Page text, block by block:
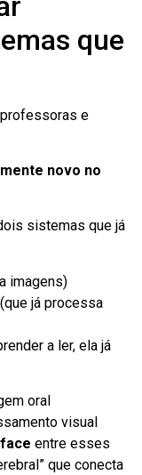
que
e
novo no
sistemas que já
imagens)
(que já processa
a ler, ela já
oral
visual
entre esses
que conecta